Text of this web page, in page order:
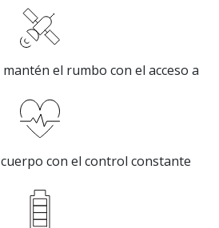
el rumbo con el acceso a
con el control constante